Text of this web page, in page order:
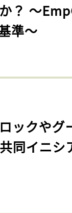
？ 〜
準〜
ックやグ
同イニシ